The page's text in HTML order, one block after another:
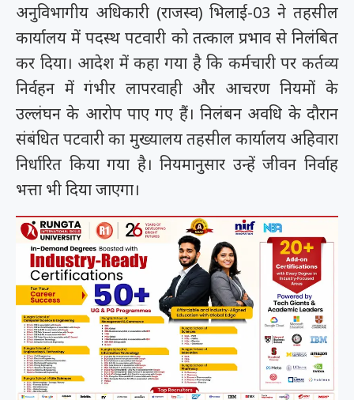
अनुविभागीय अधिकारी (राजस्व) भिलाई-03 ने तहसील
कार्यालय में पदस्थ पटवारी को तत्काल प्रभाव से निलंबित
कर दिया। आदेश में कहा गया है कि कर्मचारी पर कर्तव्य
निर्वहन में गंभीर लापरवाही और आचरण नियमों के
उल्लंघन के आरोप पाए गए हैं। निलंबन अवधि के दौरान
संबंधित पटवारी का मुख्यालय तहसील कार्यालय अहिवारा
निर्धारित किया गया है। नियमानुसार उन्हें जीवन निर्वाह
भत्ता भी दिया जाएगा।